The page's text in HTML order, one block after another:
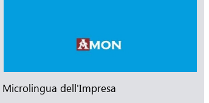
Microlingua dell'Impresa